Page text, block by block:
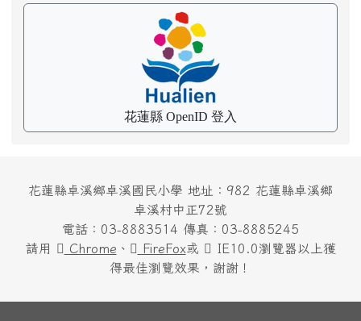
花蓮縣 OpenID 登入
花蓮縣卓溪鄉卓溪國民小學 地址：982 花蓮縣卓溪鄉
卓溪村中正72號
電話：03-8883514 傳真：03-8885245
請用
Chrome 、 FireFox或
IE10.0瀏覽器以上獲
得最佳瀏覽效果，謝謝！